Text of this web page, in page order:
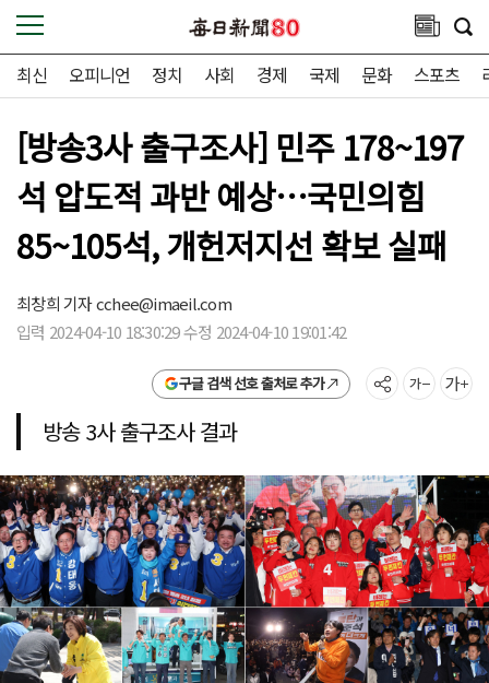
최신 오피니언 정치 사회 경제 국제 문화 스포츠
[방송3사 출구조사] 민주 178~197
석 압도적 과반 예상…국민의힘
85~105석, 개헌저지선 확보 실패
최창희 기자cchee@imaeil.com
입력 2024-04-10 18:30:29 수정 2024-04-10 19:01:42
구글 검색 선호 출처로 추가
방송 3사 출구조사 결과